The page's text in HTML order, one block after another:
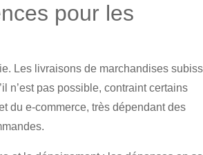
pour les
Les livraisons de marchandises
n’est pas possible, contraint certains
du e-commerce, très dépendant des